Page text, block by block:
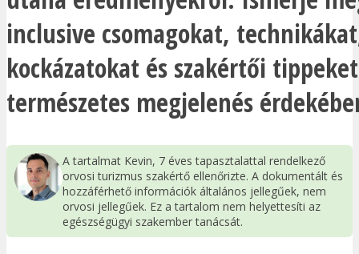
inclusive csomagokat,
kockázatokat és szakértői
természetes megjelenés
A tartalmat Kevin, 7 éves tapasztalattal rendelkező
orvosi turizmus szakértő ellenőrizte. A dokumentált és
hozzáférhető információk általános jellegűek, nem
orvosi jellegűek. Ez a tartalom nem helyettesíti az
egészségügyi szakember tanácsát.